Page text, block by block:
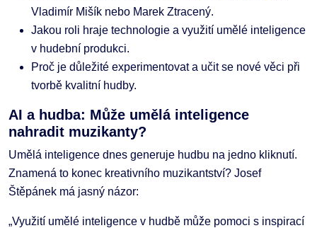
Vladimír Mišík nebo Marek Ztracený.
Jakou roli hraje technologie a využití umělé inteligence
v hudební produkci.
Proč je důležité experimentovat a učit se nové věci při
tvorbě kvalitní hudby.
AI a hudba: Může umělá inteligence
nahradit muzikanty?
Umělá inteligence dnes generuje hudbu na jedno kliknutí.
Znamená to konec kreativního muzikantství? Josef
Štěpánek má jasný názor:
„Využití umělé inteligence v hudbě může pomoci s inspirací